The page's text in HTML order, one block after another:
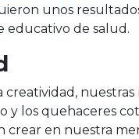
unos
educativo de salud.
creatividad,
y los quehaceres
crear en nuestra